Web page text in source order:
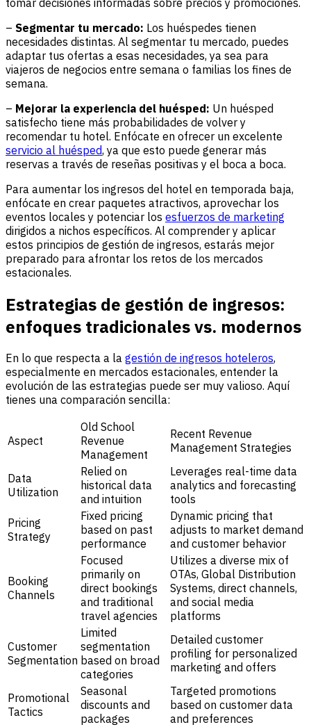
– Segmentar tu mercado: Los huéspedes tienen
necesidades distintas. Al segmentar tu mercado, puedes
adaptar tus ofertas a esas necesidades, ya sea para
viajeros de negocios entre semana o familias los fines de
semana.
– Mejorar la experiencia del huésped: Un huésped
satisfecho tiene más probabilidades de volver y
recomendar tu hotel. Enfócate en ofrecer un excelente
servicio al huésped, ya que esto puede generar más
reservas a través de reseñas positivas y el boca a boca.
Para aumentar los ingresos del hotel en temporada baja,
enfócate en crear paquetes atractivos, aprovechar los
eventos locales y potenciar los esfuerzos de marketing
dirigidos a nichos específicos. Al comprender y aplicar
estos principios de gestión de ingresos, estarás mejor
preparado para afrontar los retos de los mercados
estacionales.
Estrategias de gestión de ingresos:
enfoques tradicionales vs. modernos
En lo que respecta a la gestión de ingresos hoteleros,
especialmente en mercados estacionales, entender la
evolución de las estrategias puede ser muy valioso. Aquí
tienes una comparación sencilla:
Aspect
Old School
Revenue
Management
Recent Revenue
Management Strategies
Data
Utilization
Relied on
historical data
and intuition
Leverages real-time data
analytics and forecasting
tools
Pricing
Strategy
Fixed pricing
based on past
performance
Dynamic pricing that
adjusts to market demand
and customer behavior
Booking
Channels
Focused
primarily on
direct bookings
and traditional
travel agencies
Utilizes a diverse mix of
OTAs, Global Distribution
Systems, direct channels,
and social media
platforms
Customer
Segmentation
Limited
segmentation
based on broad
categories
Detailed customer
profiling for personalized
marketing and offers
Promotional
Tactics
Seasonal
discounts and
packages
Targeted promotions
based on customer data
and preferences